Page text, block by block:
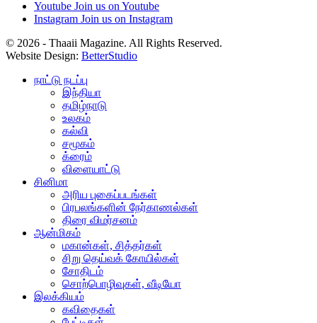
Youtube Join us on Youtube
Instagram Join us on Instagram
© 2026 - Thaaii Magazine. All Rights Reserved.
Website Design: BetterStudio
நாட்டு நடப்பு
இந்தியா
தமிழ்நாடு
உலகம்
கல்வி
சமூகம்
க்ரைம்
விளையாட்டு
சினிமா
அரிய புகைப்படங்கள்
பிரபலங்களின் நேர்காணல்கள்
திரை விமர்சனம்
ஆன்மிகம்
மகான்கள், சித்தர்கள்
சிறு தெய்வக் கோயில்கள்
சோதிடம்
சொற்பொழிவுகள், வீடியோ
இலக்கியம்
கவிதைகள்